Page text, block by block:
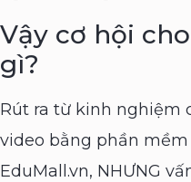
Vậy cơ hội
gì?
Rút ra từ kinh nghiệm
video bằng phần
EduMall.vn, NHƯNG